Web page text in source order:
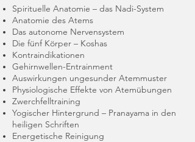
Spirituelle Anatomie – das Nadi-System
Anatomie des Atems
Das autonome Nervensystem
Die fünf Körper – Koshas
Kontraindikationen
Gehirnwellen-Entrainment
Auswirkungen ungesunder Atemmuster
Physiologische Effekte von Atemübungen
Zwerchfelltraining
Yogischer Hintergrund – Pranayama in den
heiligen Schriften
Energetische Reinigung